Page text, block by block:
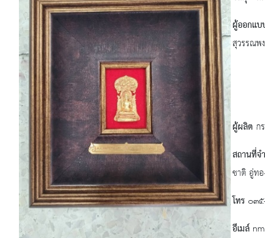
ผู้ออกแ
สุวรรณพ
ผู้ผลิต ก
สถานที่จ
ชาติ อู่ท
โทร๐๓
อีเมล์